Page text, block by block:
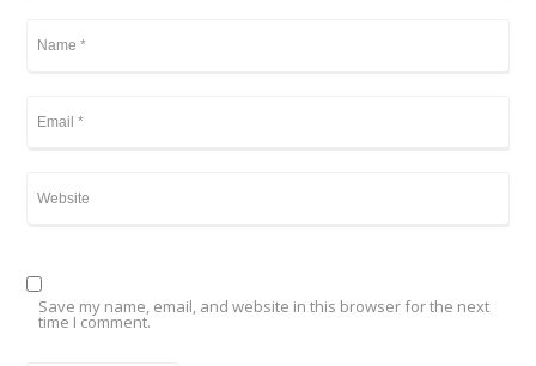
Save my name, email, and website in this browser for the next
time I comment.